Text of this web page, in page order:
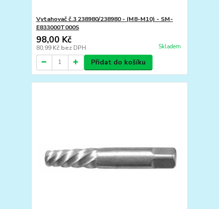
Vytahovač č.3 238980/238980 - (M8-M10) - SM-
E833000T000S
98,00 Kč
80,99 Kč bez DPH Skladem
Přidat do košíku